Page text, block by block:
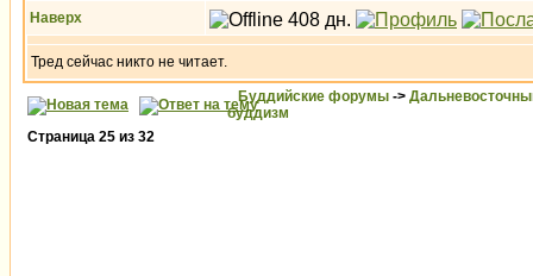
Наверх
Тред сейчас никто не читает.
Буддийские форумы ->
буддизм
Страница 25 из 32